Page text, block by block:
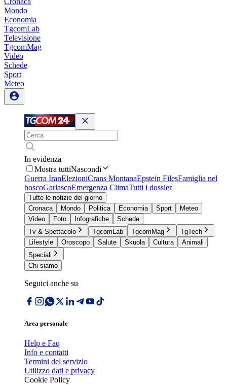
Mondo
Economia
TgcomLab
Televisione
TgcomMag
Video
Schede
Sport
Meteo
In evidenza
Mostra tuttiNascondi
Guerra IranElezioniCrans MontanaEpstein FilesFamiglia nel
boscoGarlascoEmergenza ClimaTutti i dossier
Tutte le notizie del giorno
Cronaca
Mondo Politica Economia Sport
Meteo
Video
Foto Infografiche
Schede
Tv & Spettacolo
TgcomLab TgcomMag
TgTech
Lifestyle
Oroscopo Salute Skuola Cultura
Animali
Speciali
Chi siamo
Seguici anche su
Area personale
Help e Faq
Info e contatti
Termini del servizio
Utilizzo dati e privacy
Cookie Policy